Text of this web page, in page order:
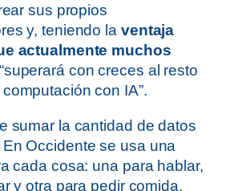
sus propios
y, teniendo la ventaja
actualmente muchos
con creces al resto
con IA”.
sumar la cantidad de datos
Occidente se usa una
cada cosa: una para hablar,
y otra para pedir comida.